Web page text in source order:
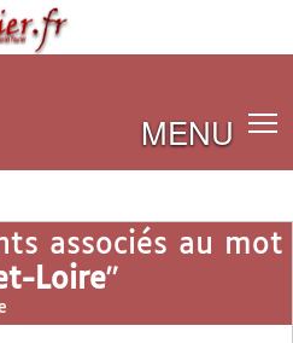
MENU
associés au mot
Loire"